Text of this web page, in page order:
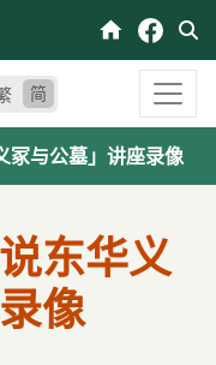
简
冢与公墓」讲座录像
东华义
像